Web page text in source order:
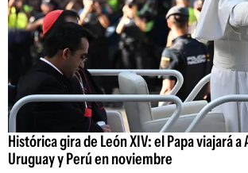
Histórica gira de León XIV: el Papa viajará
Uruguay y Perú en noviembre